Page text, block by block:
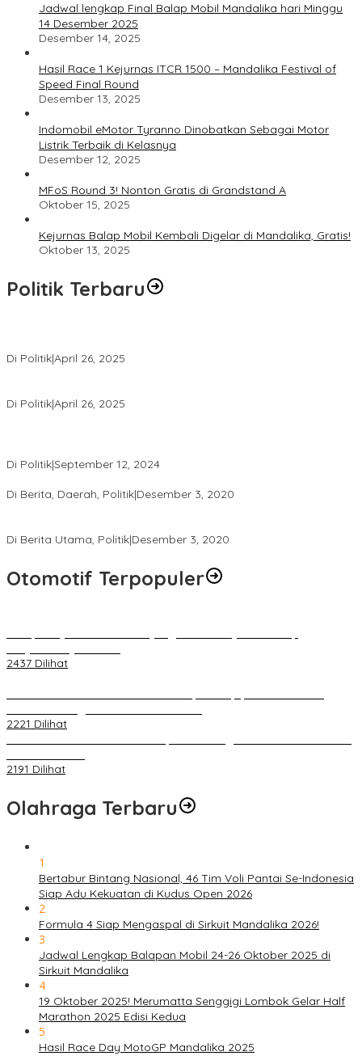
Jadwal lengkap Final Balap Mobil Mandalika hari Minggu
14 Desember 2025
Desember 14, 2025
Hasil Race 1 Kejurnas ITCR 1500 – Mandalika Festival of
Speed Final Round
Desember 13, 2025
Indomobil eMotor Tyranno Dinobatkan Sebagai Motor
Listrik Terbaik di Kelasnya
Desember 12, 2025
MFoS Round 3! Nonton Gratis di Grandstand A
Oktober 15, 2025
Kejurnas Balap Mobil Kembali Digelar di Mandalika, Gratis!
Oktober 13, 2025
Politik Terbaru
Di Politik|April 26, 2025
Di Politik|April 26, 2025
Di Politik|September 12, 2024
Di Berita, Daerah, Politik|Desember 3, 2020
Di Berita Utama, Politik|Desember 3, 2020
Otomotif Terpopuler
2437 Dilihat
2221 Dilihat
2191 Dilihat
Olahraga Terbaru
1
Bertabur Bintang Nasional, 46 Tim Voli Pantai Se-Indonesia
Siap Adu Kekuatan di Kudus Open 2026
2
Formula 4 Siap Mengaspal di Sirkuit Mandalika 2026!
3
Jadwal Lengkap Balapan Mobil 24-26 Oktober 2025 di
Sirkuit Mandalika
4
19 Oktober 2025! Merumatta Senggigi Lombok Gelar Half
Marathon 2025 Edisi Kedua
5
Hasil Race Day MotoGP Mandalika 2025